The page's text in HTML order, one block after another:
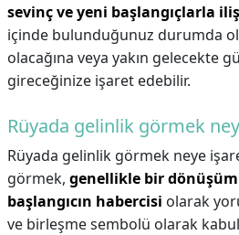
sevinç ve yeni başlangıçlarla
içinde bulunduğunuz durumda
olacağına veya yakın gelecekte
gireceğinize işaret edebilir.
Rüyada gelinlik görmek
Rüyada gelinlik görmek neye
görmek, genellikle bir
başlangıcın habercisi olarak
ve birleşme sembolü olarak